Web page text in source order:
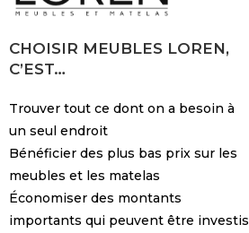
CHOISIR MEUBLES LOREN,
C’EST…
Trouver tout ce dont on a besoin à
un seul endroit
Bénéficier des plus bas prix sur les
meubles et les matelas
Économiser des montants
importants qui peuvent être investis